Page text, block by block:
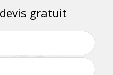
gratuit